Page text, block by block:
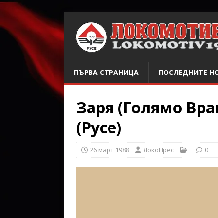
ПЪРВА СТРАНИЦА ПОСЛЕДНИТЕ
Заря (Голямо
(Русе)
26 март 1988 ЛокоПрес 0